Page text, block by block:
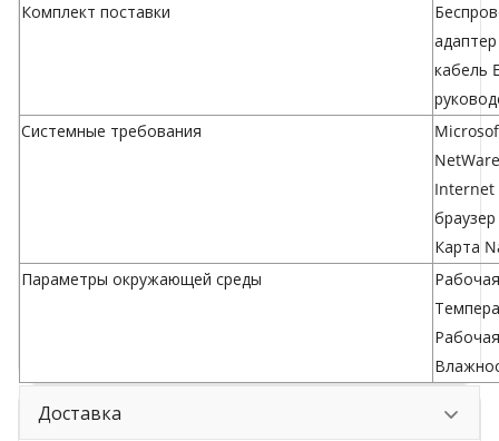
Комплект поставки
кабель
Системные требования
Internet
Карта
Параметры окружающей среды
Доставка